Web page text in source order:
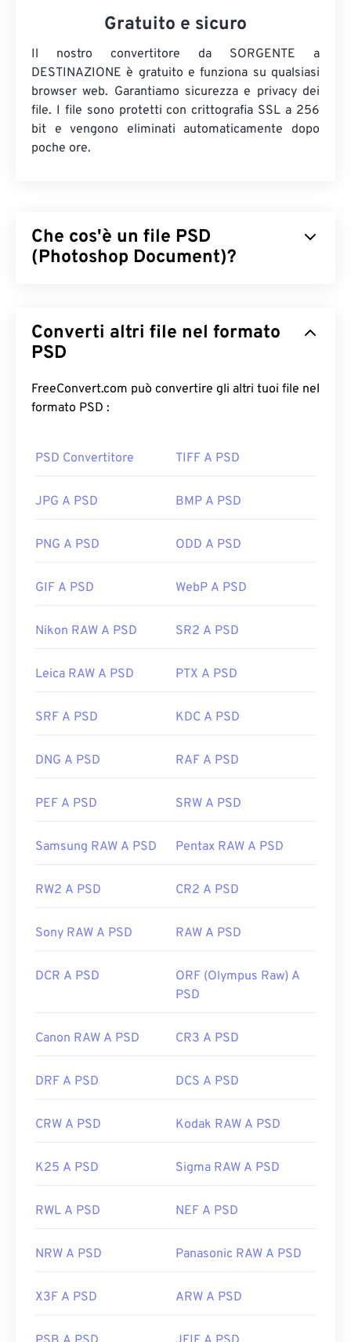
Gratuito e sicuro
Il nostro convertitore da SORGENTE a
DESTINAZIONE è gratuito e funziona su qualsiasi
browser web. Garantiamo sicurezza e privacy dei
file. I file sono protetti con crittografia SSL a 256
bit e vengono eliminati automaticamente dopo
poche ore.
Che cos'è un file PSD
(Photoshop Document)?
complesso programma di progettazione grafica. Il
formato PSD può memorizzare un'immagine
vettoriali, oggetti, filtri e altro ancora, il tutto in un
unico file! Il formato PSD consente all'utente di
mantenendo le informazioni del file in un formato
può essere di grandi dimensioni e poco
Adobe Photoshop è il programma più comune per
prodotti Adobe è GNU Image Manipulation
da trasportare, archiviare o condividere. Per
convertito in un formato di file in grado di
avvienein JPEG , che offreuna compressione con
Sviluppato da:
Adobe Inc.
Link utili:
Converti altri file nel formato
PSD
FreeConvert.com può convertire gli altri tuoi file nel
formato PSD :
PSD Convertitore TIFF A PSD
JPG A PSD BMP A PSD
PNG A PSD ODD A PSD
GIF A PSD WebP A PSD
Nikon RAW A PSD SR2 A PSD
Leica RAW A PSD PTX A PSD
SRF A PSD KDC A PSD
DNG A PSD RAF A PSD
PEF A PSD SRW A PSD
Samsung RAW A PSD Pentax RAW A PSD
RW2 A PSD CR2 A PSD
Sony RAW A PSD RAW A PSD
DCR A PSD
ORF (Olympus Raw) A
PSD
Canon RAW A PSD CR3 A PSD
DRF A PSD DCS A PSD
CRW A PSD Kodak RAW A PSD
K25 A PSD Sigma RAW A PSD
RWL A PSD NEF A PSD
NRW A PSD Panasonic RAW A PSD
X3F A PSD ARW A PSD